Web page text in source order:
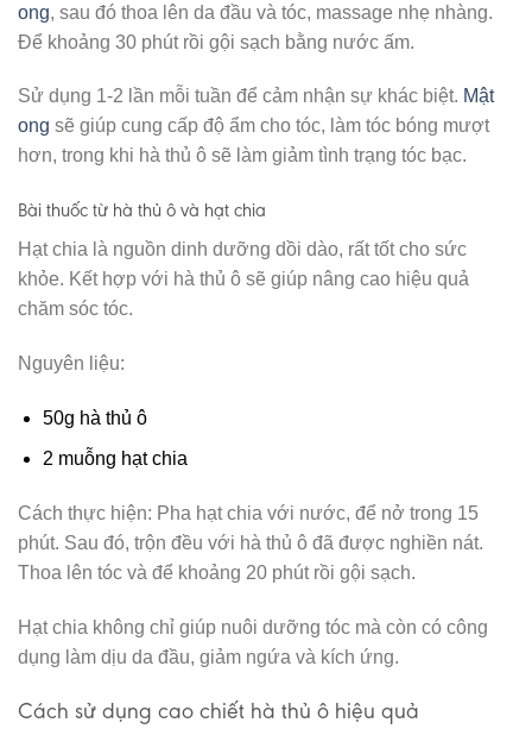
ong, sau đó thoa lên da đầu và tóc, massage nhẹ nhàng.
Để khoảng 30 phút rồi gội sạch bằng nước ấm.
Sử dụng 1-2 lần mỗi tuần để cảm nhận sự khác biệt. Mật
ong sẽ giúp cung cấp độ ẩm cho tóc, làm tóc bóng mượt
hơn, trong khi hà thủ ô sẽ làm giảm tình trạng tóc bạc.
Bài thuốc từ hà thủ ô và hạt chia
Hạt chia là nguồn dinh dưỡng dồi dào, rất tốt cho sức
khỏe. Kết hợp với hà thủ ô sẽ giúp nâng cao hiệu quả
chăm sóc tóc.
Nguyên liệu:
50g hà thủ ô
2 muỗng hạt chia
Cách thực hiện: Pha hạt chia với nước, để nở trong 15
phút. Sau đó, trộn đều với hà thủ ô đã được nghiền nát.
Thoa lên tóc và để khoảng 20 phút rồi gội sạch.
Hạt chia không chỉ giúp nuôi dưỡng tóc mà còn có công
dụng làm dịu da đầu, giảm ngứa và kích ứng.
Cách sử dụng cao chiết hà thủ ô hiệu quả